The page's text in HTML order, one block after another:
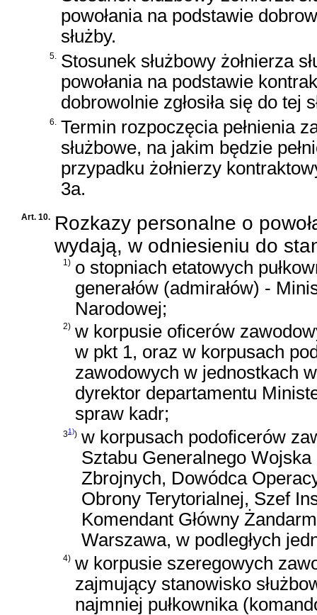
powołania na podstawie
służby.
5.
Stosunek służbowy żołnierza
powołania na podstawie
dobrowolnie zgłosiła się do tej
6.
Termin rozpoczęcia pełnienia
służbowe, na jakim będzie
przypadku żołnierzy
3a.
Art. 10. Rozkazy personalne o
wydają, w odniesieniu do
1) o stopniach etatowych
generałów (admirałów) -
Narodowej;
2) w korpusie oficerów
w pkt 1, oraz w korpusach
zawodowych w jednostkach
dyrektor departamentu
spraw kadr;
31)) w korpusach podoficerów
Sztabu Generalnego
Zbrojnych, Dowódca
Obrony Terytorialnej, Szef
Komendant Główny
Warszawa, w podległych
4) w korpusie szeregowych
zajmujący stanowisko
najmniej pułkownika